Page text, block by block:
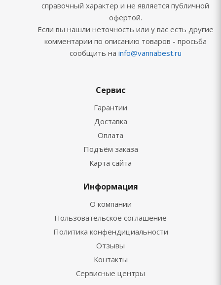
справочный характер и не является публичной
офертой.
Если вы нашли неточность или у вас есть другие
комментарии по описанию товаров - просьба
сообщить на info@vannabest.ru
Сервис
Гарантии
Доставка
Оплата
Подъём заказа
Карта сайта
Информация
О компании
Пользовательское соглашение
Политика конфендициальности
Отзывы
Контакты
Сервисные центры